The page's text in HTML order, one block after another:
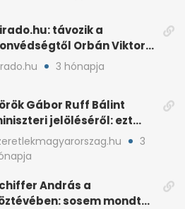
távozik a
Orbán Viktor
Orbán Gáspár
3 hónapja
Gábor Ruff Bálint
jelöléséről: ezt
a posztjában
3
András a
sosem mondta,